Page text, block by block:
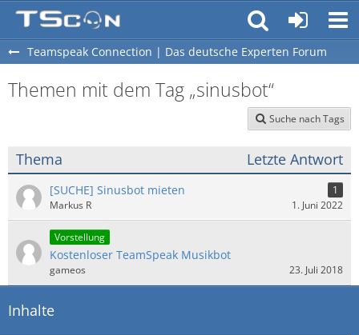
Teamspeak Connection | Das deutsche Experten Forum
Themen mit dem Tag „sinusbot“
Suche nach Tags
Thema Letzte Antwort
[SUCHE] Sinusbot mieten
1
Markus R
1. Juni 2022
Vorstellung
Kostenloser TeamSpeak Musikbot
gameos 23. Juli 2018
Inhalte